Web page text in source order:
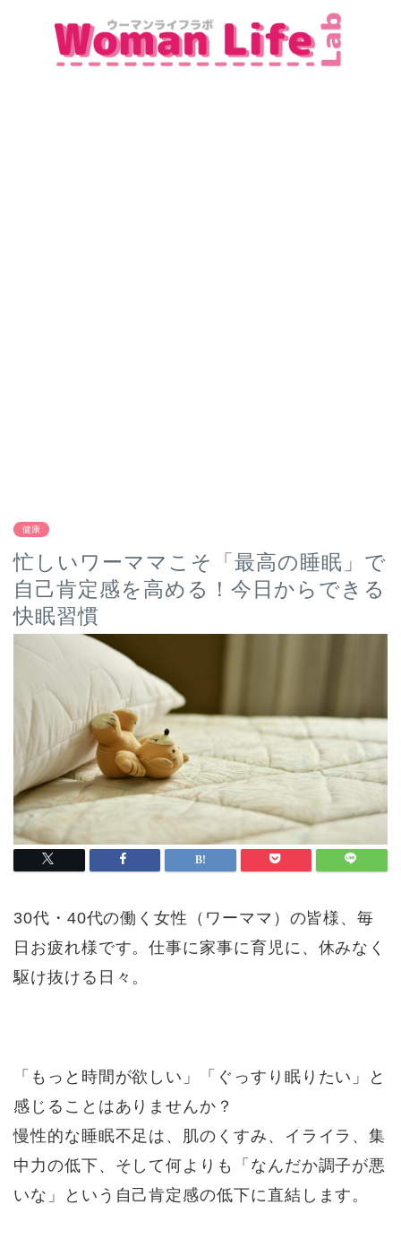
健康
忙しいワーママこそ「最高の睡眠」で
自己肯定感を高める！今日からできる
快眠習慣
30代・40代の働く女性（ワーママ）の皆様、毎
日お疲れ様です。仕事に家事に育児に、休みなく
駆け抜ける日々。
「もっと時間が欲しい」「ぐっすり眠りたい」と
感じることはありませんか？
慢性的な睡眠不足は、肌のくすみ、イライラ、集
中力の低下、そして何よりも「なんだか調子が悪
いな」という自己肯定感の低下に直結します。